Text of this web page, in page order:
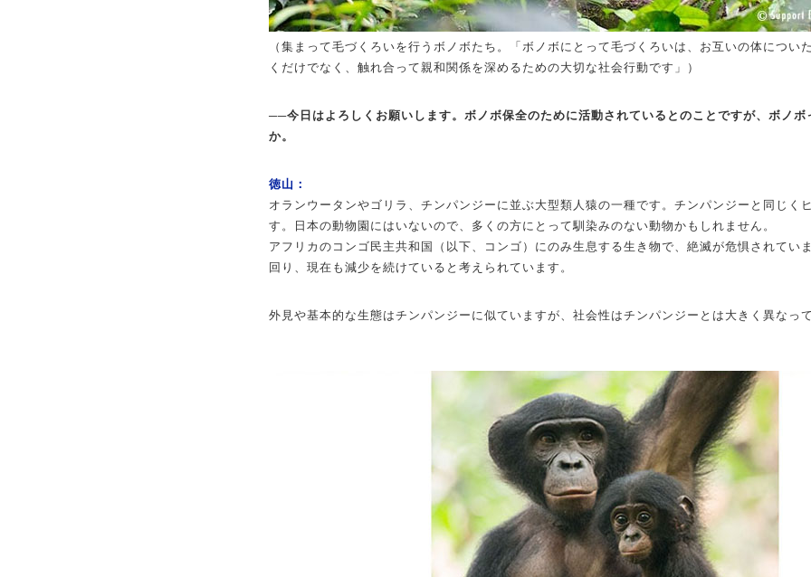
（集まって毛づくろいを行うボノボたち。「ボノボにとって毛づくろいは、お互いの体につい
くだけでなく、触れ合って親和関係を深めるための大切な社会行動です」）
──今日はよろしくお願いします。ボノボ保全のために活動されているとのことですが、ボノボ
か。
徳山：
オランウータンやゴリラ、チンパンジーに並ぶ大型類人猿の一種です。チンパンジーと同じく
す。日本の動物園にはいないので、多くの方にとって馴染みのない動物かもしれません。
アフリカのコンゴ民主共和国（以下、コンゴ）にのみ生息する生き物で、絶滅が危惧されてい
回り、現在も減少を続けていると考えられています。
外見や基本的な生態はチンパンジーに似ていますが、社会性はチンパンジーとは大きく異なって